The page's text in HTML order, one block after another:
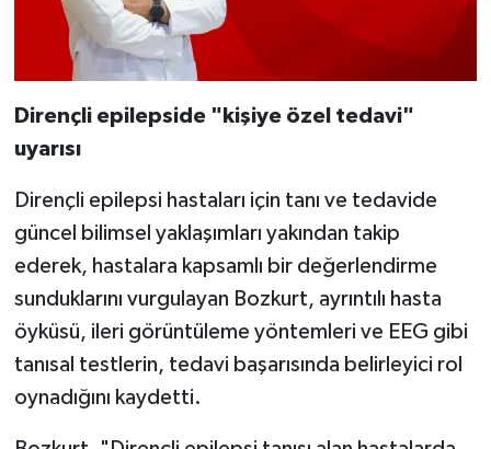
Dirençli epilepside "kişiye özel tedavi"
uyarısı
Dirençli epilepsi hastaları için tanı ve tedavide
güncel bilimsel yaklaşımları yakından takip
ederek, hastalara kapsamlı bir değerlendirme
sunduklarını vurgulayan Bozkurt, ayrıntılı hasta
öyküsü, ileri görüntüleme yöntemleri ve EEG gibi
tanısal testlerin, tedavi başarısında belirleyici rol
oynadığını kaydetti.